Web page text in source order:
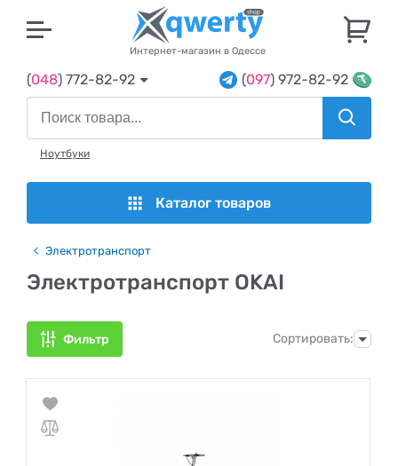
Интернет-магазин в Одессе
(048) 772-82-92 (097) 972-82-92
Ноутбуки
Каталог товаров
Электротранспорт
Электротранспорт OKAI
Фильтр Сортировать: